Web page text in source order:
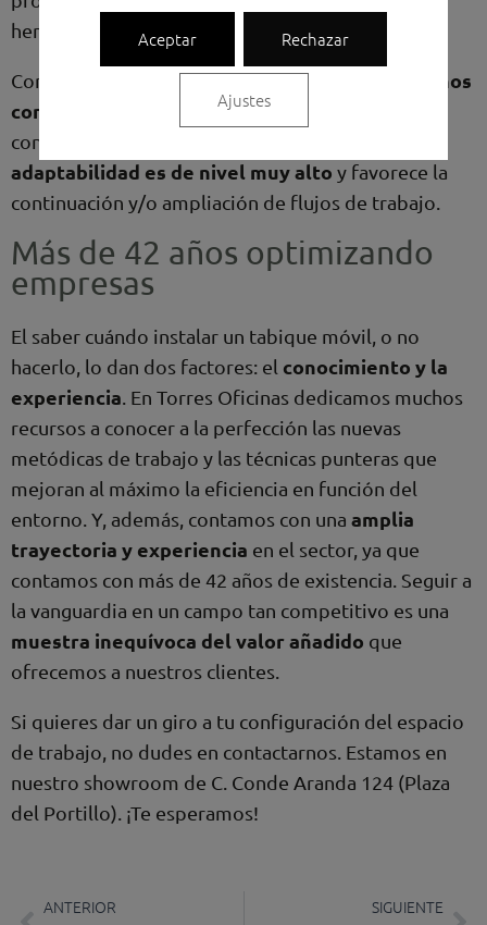
hemos encontrado en los últimos tiempos.
Con los tabiques móviles, se pueden crear
entornos
con personalidad y aislamiento acústico
conveniencia de la compañía. Por tanto,
adaptabilidad es de nivel muy alto y favorece la
continuación y/o ampliación de flujos de trabajo.
Más de 42 años optimizando
empresas
El saber cuándo instalar un tabique móvil, o no
hacerlo, lo dan dos factores: el conocimiento y la
experiencia . En Torres Oficinas dedicamos muchos
recursos a conocer a la perfección las nuevas
metódicas de trabajo y las técnicas punteras que
mejoran al máximo la eficiencia en función del
entorno. Y, además, contamos con una amplia
trayectoria y experiencia en el sector, ya que
contamos con más de 42 años de existencia. Seguir a
la vanguardia en un campo tan competitivo es una
muestra inequívoca del valor añadido que
ofrecemos a nuestros clientes.
Si quieres dar un giro a tu configuración del espacio
de trabajo, no dudes en contactarnos. Estamos en
nuestro showroom de C. Conde Aranda 124 (Plaza
del Portillo). ¡Te esperamos!
ANTERIOR SIGUIENTE
Aceptar Rechazar
Ajustes